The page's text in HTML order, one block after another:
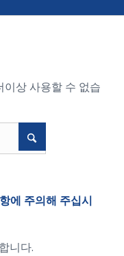
상 사용할 수 없습
에 주의해 주십시
니다.